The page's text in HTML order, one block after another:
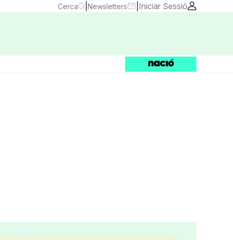
Cerca Newsletters Iniciar Sessió